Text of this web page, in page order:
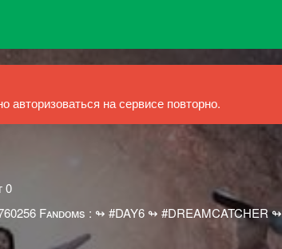
на сервисе повторно.
0
Fᴀɴᴅᴏᴍs : ㅤㅤ↬ #DAY6 ㅤㅤ↬ #DREAMCATCHER ㅤㅤ↬